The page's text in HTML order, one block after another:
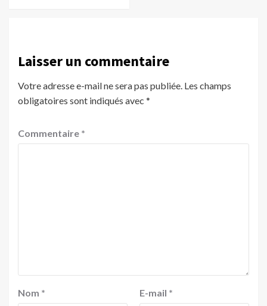
Laisser un commentaire
Votre adresse e-mail ne sera pas publiée. Les champs
obligatoires sont indiqués avec *
Commentaire *
Nom * E-mail *